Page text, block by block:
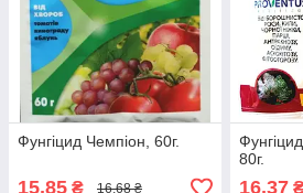
Фунгіцид Чемпіон, 60г.
15,85 ₴ 16,68 ₴
80г.
16,37